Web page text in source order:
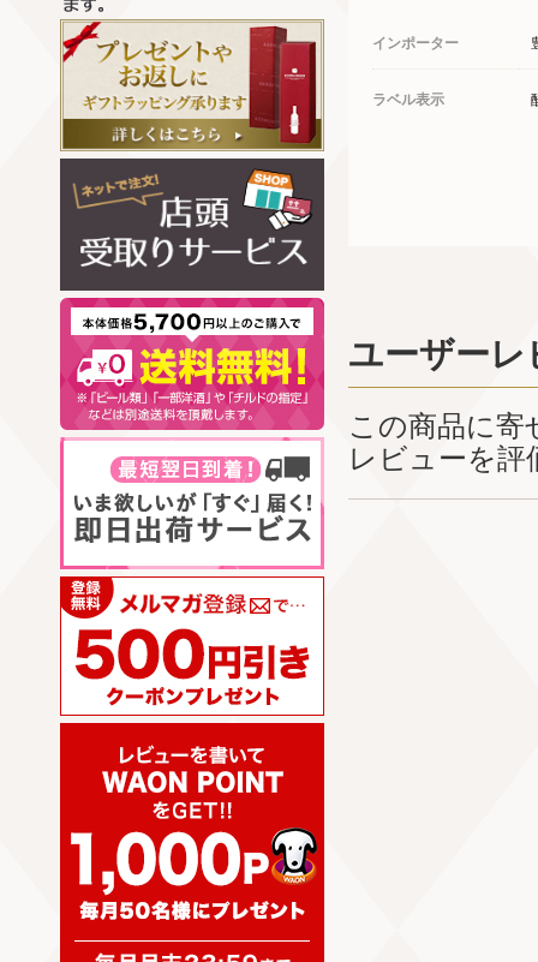
インポーター
ラベル表示
ユーザーレ
この商品に
レビューを評